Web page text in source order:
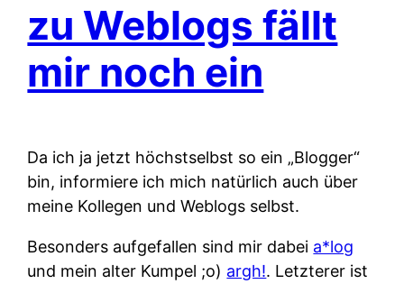
zu Weblogs fällt
mir noch ein
Da ich ja jetzt höchstselbst so ein „Blogger“
bin, informiere ich mich natürlich auch über
meine Kollegen und Weblogs selbst.
Besonders aufgefallen sind mir dabei a*log
und mein alter Kumpel ;o) argh!. Letzterer ist